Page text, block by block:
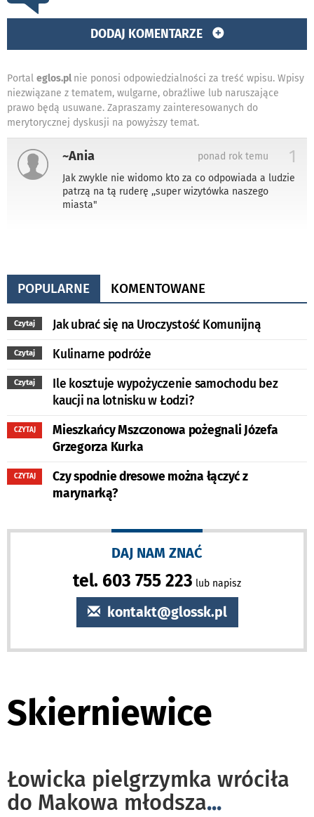
DODAJ KOMENTARZE
Portal eglos.pl nie ponosi odpowiedzialności za treść wpisu. Wpisy
niezwiązane z tematem, wulgarne, obraźliwe lub naruszające
prawo będą usuwane. Zapraszamy zainteresowanych do
merytorycznej dyskusji na powyższy temat.
~Ania 1
ponad rok temu
Jak zwykle nie widomo kto za co odpowiada a ludzie
patrzą na tą ruderę ,,super wizytówka naszego
miasta"
POPULARNE KOMENTOWANE
Czytaj Jak ubrać się na Uroczystość Komunijną
Czytaj Kulinarne podróże
Czytaj
Ile kosztuje wypożyczenie samochodu bez
kaucji na lotnisku w Łodzi?
CZYTAJ
Mieszkańcy Mszczonowa pożegnali Józefa
Grzegorza Kurka
CZYTAJ
Czy spodnie dresowe można łączyć z
marynarką?
DAJ NAM ZNAĆ
tel. 603 755 223 lub napisz
kontakt@glossk.pl
Skierniewice
Łowicka pielgrzymka wróciła
do Makowa młodsza...